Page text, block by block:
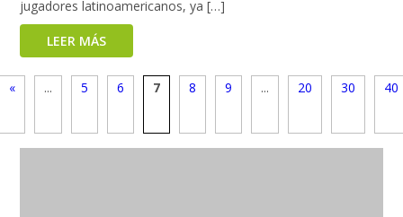
jugadores latinoamericanos, ya […]
LEER MÁS
« ... 5 6 7 8 9 ... 20 30 40